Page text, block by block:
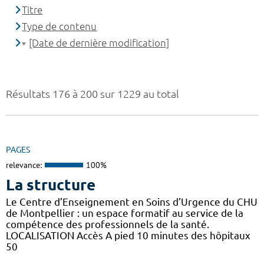
Résultats 176 à 200 sur 1229 au total
PAGES
relevance: 100%
La structure
Le Centre d’Enseignement en Soins d’Urgence du CHU
de Montpellier : un espace formatif au service de la
compétence des professionnels de la santé.
LOCALISATION Accès A pied 10 minutes des hôpitaux
50
Titre
Type de contenu
[Date de dernière modification]